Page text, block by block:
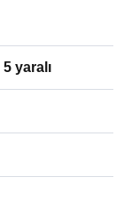
yaralı